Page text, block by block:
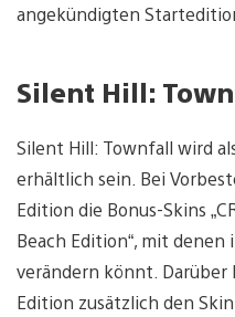
angekündigten
Silent Hill:
Silent Hill: Townfall wird
erhältlich sein. Bei
Edition die Bonus-Skins
Beach Edition“, mit denen
verändern könnt. Darüber
Edition zusätzlich den